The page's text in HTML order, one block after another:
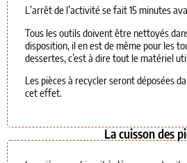
L’arrêt de l’activité se fait 15 minutes
Tous les outils doivent être nettoyés
disposition, il en est de même pour les
dessertes, c’est à dire tout le matériel
Les pièces à recycler seront déposées
cet effet.
La cuisson des